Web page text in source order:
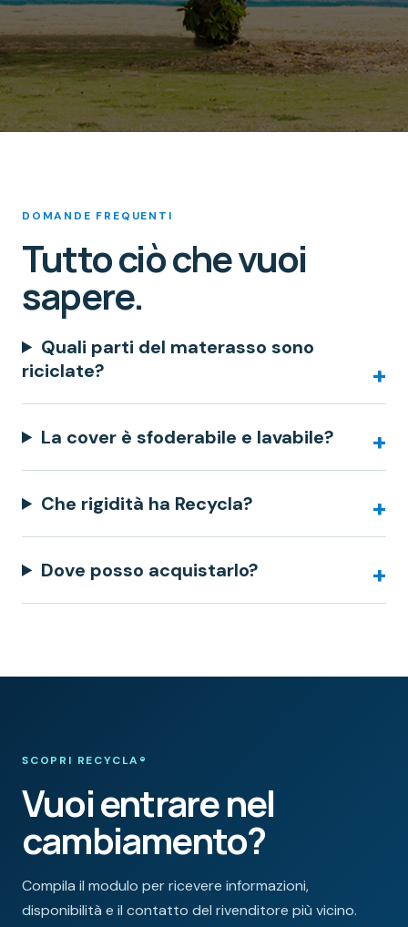
DOMANDE FREQUENTI
Tutto ciò che vuoi
sapere.
Quali parti del materasso sono
riciclate?
La cover è sfoderabile e lavabile?
Che rigidità ha Recycla?
Dove posso acquistarlo?
SCOPRI RECYCLA®
Vuoi entrare nel
cambiamento?
Compila il modulo per ricevere informazioni,
disponibilità e il contatto del rivenditore più vicino.